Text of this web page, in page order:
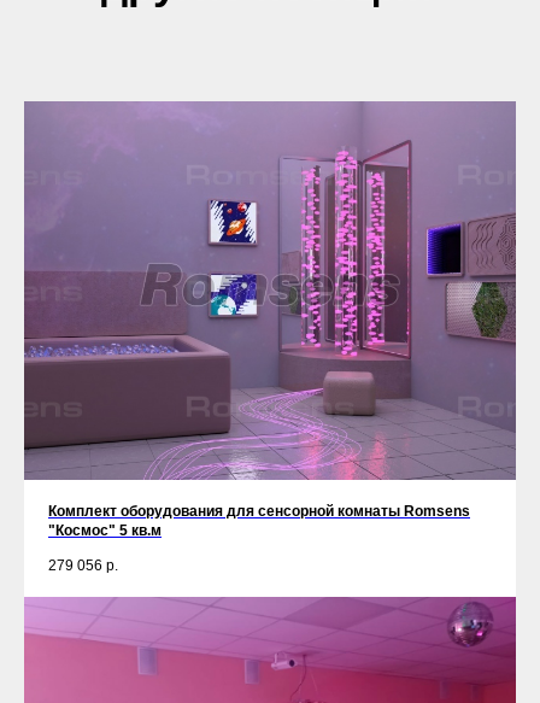
Комплект оборудования для сенсорной комнаты Romsens
"Космос" 5 кв.м
279 056 р.